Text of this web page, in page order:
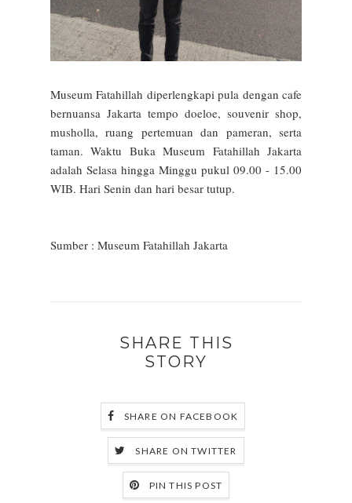
Museum Fatahillah diperlengkapi pula dengan cafe
bernuansa Jakarta tempo doeloe, souvenir shop,
musholla, ruang pertemuan dan pameran, serta
taman. Waktu Buka Museum Fatahillah Jakarta
adalah Selasa hingga Minggu pukul 09.00 - 15.00
WIB. Hari Senin dan hari besar tutup.
Sumber : Museum Fatahillah Jakarta
SHARE THIS
STORY
SHARE ON FACEBOOK
SHARE ON TWITTER
PIN THIS POST